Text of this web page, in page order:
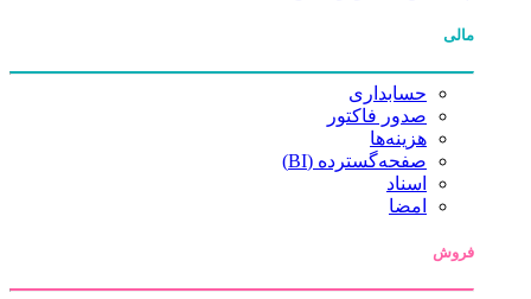
مالی
حسابداری
صدور فاکتور
هزینه‌ها
صفحه‌گسترده (BI)
اسناد
امضا
فروش